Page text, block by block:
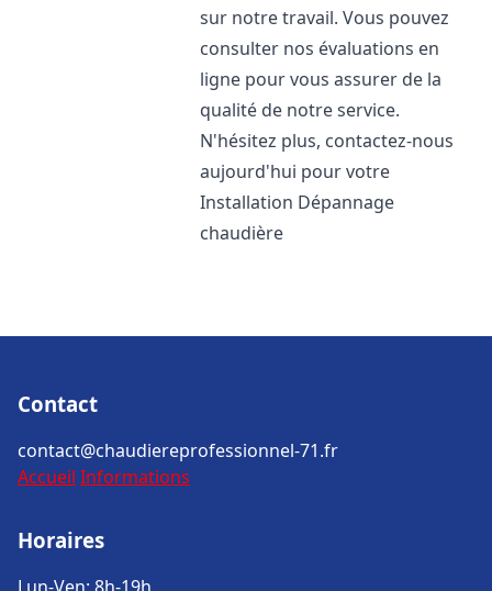
sur notre travail. Vous pouvez
consulter nos évaluations en
ligne pour vous assurer de la
qualité de notre service.
N'hésitez plus, contactez-nous
aujourd'hui pour votre
Installation Dépannage
chaudière
Contact
contact@chaudiereprofessionnel-71.fr
Accueil Informations
Horaires